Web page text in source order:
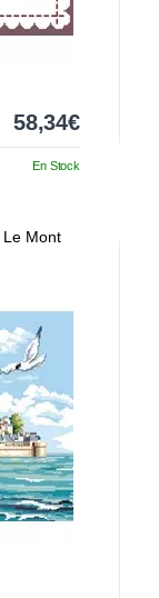
58,34€
En Stock
Le Mont